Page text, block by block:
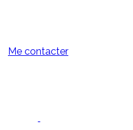
Me contacter